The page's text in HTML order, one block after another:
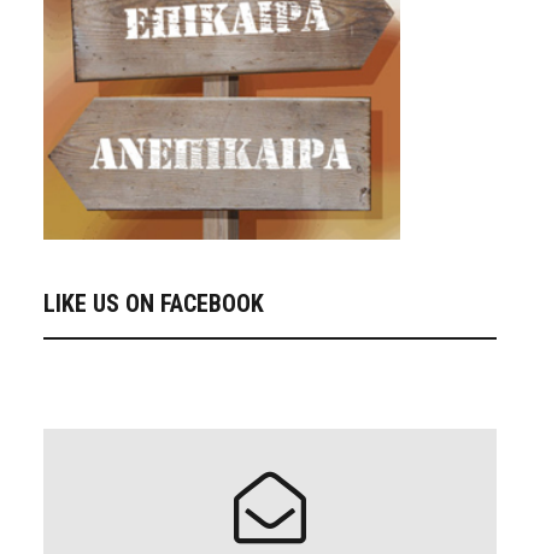
LIKE US ON FACEBOOK